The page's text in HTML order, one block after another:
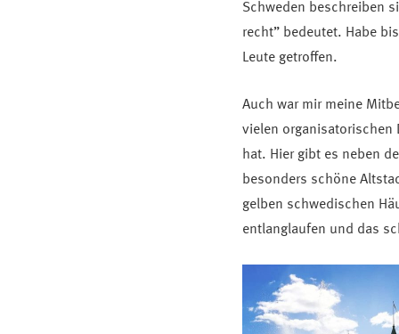
Schweden beschreiben
recht” bedeutet. Habe
Leute getroffen.
Auch war mir meine
vielen organisatorischen
hat. Hier gibt es neben
besonders schöne
gelben schwedischen
entlanglaufen und das